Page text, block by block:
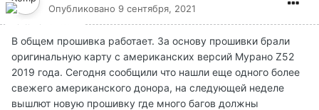
Опубликовано 9 сентября, 2021
В общем прошивка работает. За основу прошивки брали
оригинальную карту с американских версий Мурано Z52
2019 года. Сегодня сообщили что нашли еще одного более
свежего американского донора, на следующей неделе
вышлют новую прошивку где много багов должны